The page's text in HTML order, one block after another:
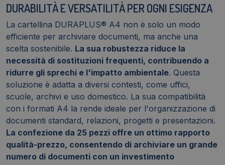
DURABILITÀ E VERSATILITÀ PER OGNI ESIGENZA
La cartellina DURAPLUS® A4 non è solo un modo
efficiente per archiviare documenti, ma anche una
scelta sostenibile. La sua robustezza riduce la
necessità di sostituzioni frequenti, contribuendo a
ridurre gli sprechi e l'impatto ambientale. Questa
soluzione è adatta a diversi contesti, come uffici,
scuole, archivi e uso domestico. La sua compatibilità
con i formati A4 la rende ideale per l'organizzazione di
documenti standard, relazioni, progetti e presentazioni.
La confezione da 25 pezzi offre un ottimo rapporto
qualità-prezzo, consentendo di archiviare un grande
numero di documenti con un investimento